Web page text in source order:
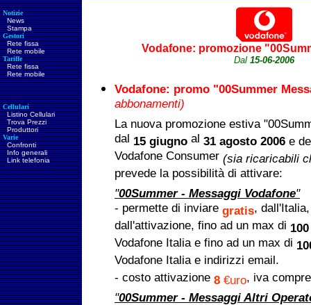
Notizie
News
Stampa
Gestori
Rete fissa
Rete mobile
Tariffe
Rete fissa
Rete mobile
Cellulari
Listino Cellulari
Trova Prezzi
Produttori
Varie
Confronti
Info generali
Link telefonia
Vodafone: promozione
Dal 15-06-2006
Vodafone: promo "00Summer
abbonamenti)
La nuova promozione estiva
dal 15 giugno al 31 agosto 2006 e
Vodafone Consumer (sia ricaricabili
prevede la possibilità di attivare:
"00Summer - Messaggi Vodafone"
- permette di inviare gratis,
dall'attivazione, fino ad un max di
Vodafone Italia e fino ad un max di
Vodafone Italia e indirizzi email.
- costo attivazione 8 €uro, iva
"00Summer - Messaggi Altri